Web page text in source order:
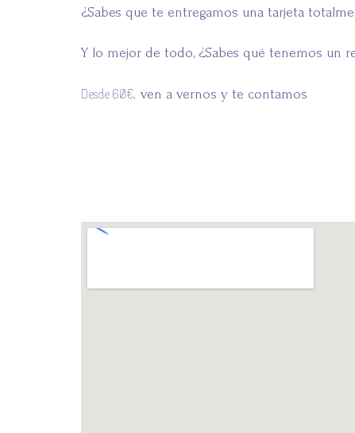
¿Sabes que te entregamos una tarjeta
Y lo mejor de todo, ¿Sabes qué tenemos un
Desde 60€, ven a vernos y te contamos